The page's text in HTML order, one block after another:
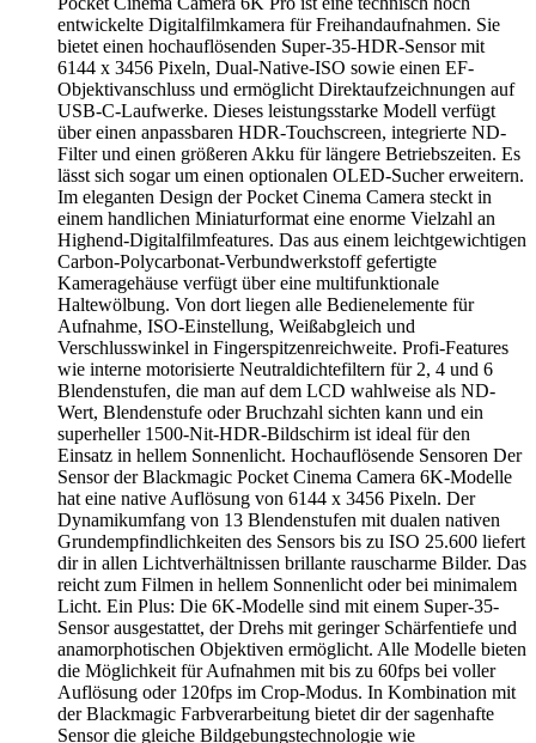
entwickelte Digitalfilmkamera für Freihandaufnahmen. Sie
bietet einen hochauflösenden Super-35-HDR-Sensor mit
6144 x 3456 Pixeln, Dual-Native-ISO sowie einen EF-
Objektivanschluss und ermöglicht Direktaufzeichnungen auf
USB-C-Laufwerke. Dieses leistungsstarke Modell verfügt
über einen anpassbaren HDR-Touchscreen, integrierte ND-
Filter und einen größeren Akku für längere Betriebszeiten. Es
lässt sich sogar um einen optionalen OLED-Sucher erweitern.
Im eleganten Design der Pocket Cinema Camera steckt in
einem handlichen Miniaturformat eine enorme Vielzahl an
Highend-Digitalfilmfeatures. Das aus einem leichtgewichtigen
Carbon-Polycarbonat-Verbundwerkstoff gefertigte
Kameragehäuse verfügt über eine multifunktionale
Haltewölbung. Von dort liegen alle Bedienelemente für
Aufnahme, ISO-Einstellung, Weißabgleich und
Verschlusswinkel in Fingerspitzenreichweite. Profi-Features
wie interne motorisierte Neutraldichtefiltern für 2, 4 und 6
Blendenstufen, die man auf dem LCD wahlweise als ND-
Wert, Blendenstufe oder Bruchzahl sichten kann und ein
superheller 1500-Nit-HDR-Bildschirm ist ideal für den
Einsatz in hellem Sonnenlicht. Hochauflösende Sensoren Der
Sensor der Blackmagic Pocket Cinema Camera 6K-Modelle
hat eine native Auflösung von 6144 x 3456 Pixeln. Der
Dynamikumfang von 13 Blendenstufen mit dualen nativen
Grundempfindlichkeiten des Sensors bis zu ISO 25.600 liefert
dir in allen Lichtverhältnissen brillante rauscharme Bilder. Das
reicht zum Filmen in hellem Sonnenlicht oder bei minimalem
Licht. Ein Plus: Die 6K-Modelle sind mit einem Super-35-
Sensor ausgestattet, der Drehs mit geringer Schärfentiefe und
anamorphotischen Objektiven ermöglicht. Alle Modelle bieten
die Möglichkeit für Aufnahmen mit bis zu 60fps bei voller
Auflösung oder 120fps im Crop-Modus. In Kombination mit
der Blackmagic Farbverarbeitung bietet dir der sagenhafte
Sensor die gleiche Bildgebungstechnologie wie